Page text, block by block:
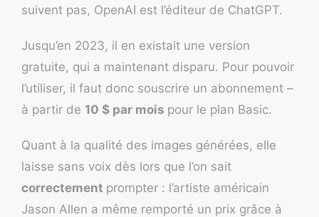
suivent pas, OpenAI est l’éditeur de ChatGPT.
Jusqu’en 2023, il en existait une version
gratuite, qui a maintenant disparu. Pour pouvoir
l’utiliser, il faut donc souscrire un abonnement –
à partir de 10 $ par mois pour le plan Basic.
Quant à la qualité des images générées, elle
laisse sans voix dès lors que l’on sait
correctement prompter : l’artiste américain
Jason Allen a même remporté un prix grâce à